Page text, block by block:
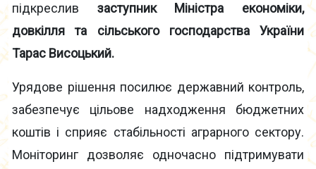
підкреслив заступник Міністра економіки,
довкілля та сільського господарства України
Тарас Висоцький.
Урядове рішення посилює державний контроль,
забезпечує цільове надходження бюджетних
коштів і сприяє стабільності аграрного сектору.
Моніторинг дозволяє одночасно підтримувати